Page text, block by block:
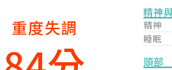
重度失調
精神
精神
睡眠
頭部